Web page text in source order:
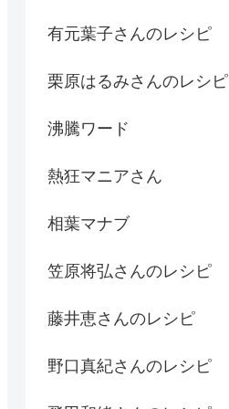
有元葉子さんのレシピ
栗原はるみさんのレシピ
沸騰ワード
熱狂マニアさん
相葉マナブ
笠原将弘さんのレシピ
藤井恵さんのレシピ
野口真紀さんのレシピ